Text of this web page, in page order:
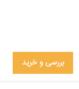
بررسی و خرید